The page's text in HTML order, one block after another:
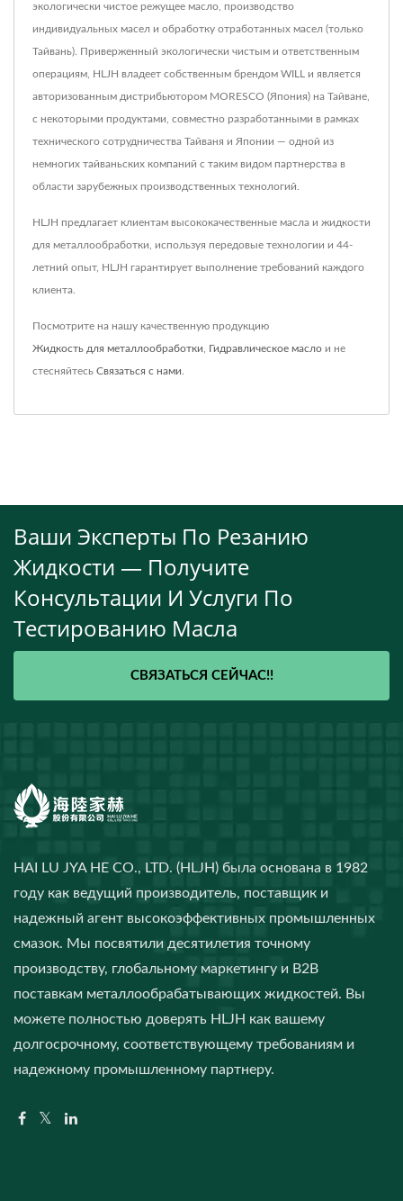
экологически чистое режущее масло, производство
индивидуальных масел и обработку отработанных масел (только
Тайвань). Приверженный экологически чистым и ответственным
операциям, HLJH владеет собственным брендом WILL и является
авторизованным дистрибьютором MORESCO (Япония) на Тайване,
с некоторыми продуктами, совместно разработанными в рамках
технического сотрудничества Тайваня и Японии — одной из
немногих тайваньских компаний с таким видом партнерства в
области зарубежных производственных технологий.
HLJH предлагает клиентам высококачественные масла и жидкости
для металлообработки, используя передовые технологии и 44-
летний опыт, HLJH гарантирует выполнение требований каждого
клиента.
Посмотрите на нашу качественную продукцию
Жидкость для металлообработки Гидравлическое масло и не
стесняйтесь Связаться с нами
Ваши Эксперты По Резанию
Жидкости — Получите
Консультации И Услуги По
Тестированию Масла
СВЯЗАТЬСЯ СЕЙЧАС!!
HAI LU JYA HE CO., LTD. (HLJH) была основана в 1982
году как ведущий производитель, поставщик и
надежный агент высокоэффективных промышленных
смазок. Мы посвятили десятилетия точному
производству, глобальному маркетингу и B2B
поставкам металлообрабатывающих жидкостей. Вы
можете полностью доверять HLJH как вашему
долгосрочному, соответствующему требованиям и
надежному промышленному партнеру.